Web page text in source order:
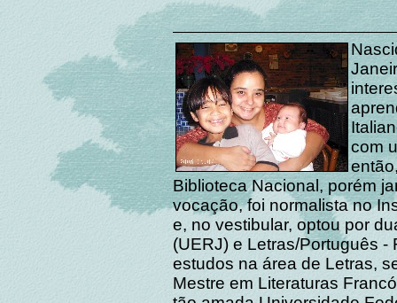
com
Biblioteca Nacional, porém
vocação, foi normalista no
e, no vestibular, optou por
(UERJ) e Letras/Português
estudos na área de Letras,
Mestre em Literaturas